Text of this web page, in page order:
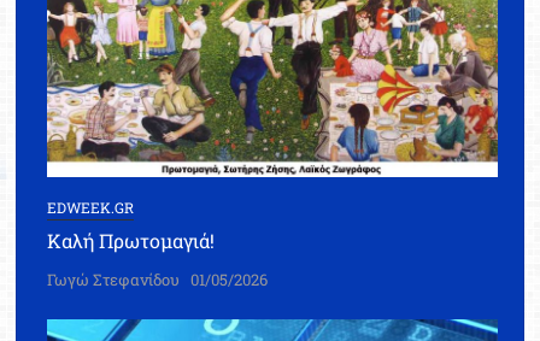
EDWEEK.GR
Καλή Πρωτομαγιά!
Γωγώ Στεφανίδου 01/05/2026